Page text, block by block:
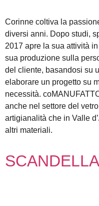
Corinne coltiva la
diversi anni. Dopo studi,
2017 apre la sua attività
sua produzione sulla
del cliente, basandosi su
elaborare un progetto su
necessità.
anche nel settore del
artigianalità che in Valle
altri materiali.